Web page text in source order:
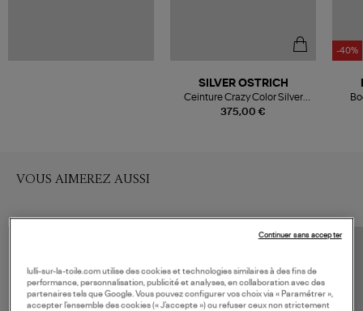
375,00 €
SILVER OSTRICH
Ceinture Crazy Color Silver
Brown Shades Brown Suede
-40%
VOUS AIMEREZ AUSSI
lulli-sur-la-toile.com utilise des cookies et technologies similaires à des fins de
performance, personnalisation, publicité et analyses, en collaboration avec des
partenaires tels que Google. Vous pouvez configurer vos choix via « Paramétrer »,
accepter l’ensemble des cookies (« J’accepte ») ou refuser ceux non strictement
Continuer sans accepter